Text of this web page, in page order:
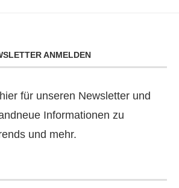
ANMELDEN
für unseren Newsletter und
Informationen zu
und mehr.